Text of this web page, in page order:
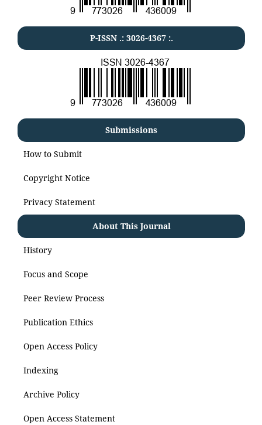
P-ISSN .: 3026-4367:.
Submissions
How to Submit
Copyright Notice
Privacy Statement
About This Journal
History
Focus and Scope
Peer Review Process
Publication Ethics
Open Access Policy
Indexing
Archive Policy
Open Access Statement